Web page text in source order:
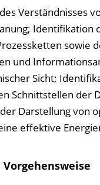
Verständnisses
Identifikation
sowie
und
Sicht;
Schnittstellen der
Darstellung von
effektive